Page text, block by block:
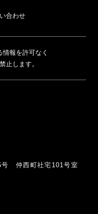
合わせ
報を許可なく
止します。
号 仲西町社宅101号室